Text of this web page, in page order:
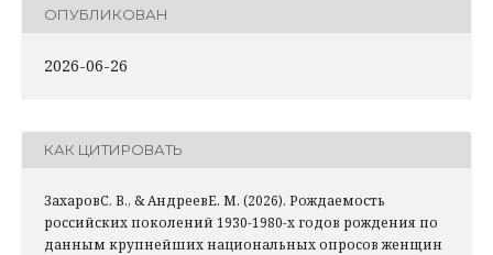
ОПУБЛИКОВАН
2026-06-26
КАК ЦИТИРОВАТЬ
ЗахаровС. В., & АндреевЕ. М. (2026). Рождаемость
российских поколений 1930-1980-х годов рождения по
данным крупнейших национальных опросов женщин